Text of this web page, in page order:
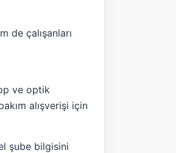
de çalışanları
ve optik
alışverişi için
şube bilgisini